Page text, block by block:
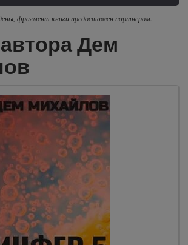
фрагмент книги предоставлен партнером.
Дем